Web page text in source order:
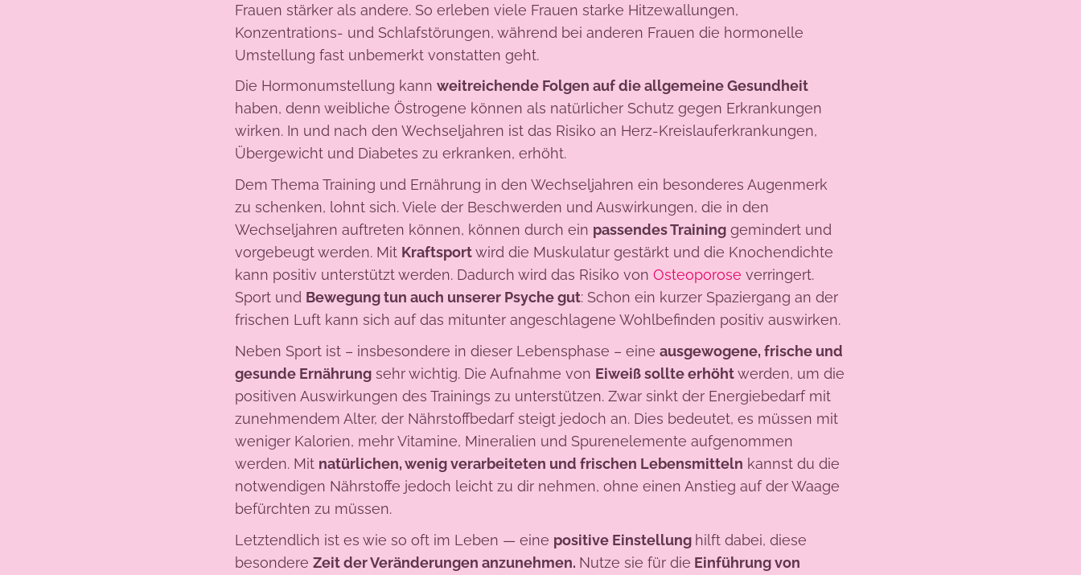
Frauen stärker als andere. So erleben viele Frauen starke Hitzewallungen,
Konzentrations- und Schlafstörungen, während bei anderen Frauen die hormonelle
Umstellung fast unbemerkt vonstatten geht.
Die Hormonumstellung kann weitreichende Folgen auf die allgemeine Gesundheit
haben, denn weibliche Östrogene können als natürlicher Schutz gegen Erkrankungen
wirken. In und nach den Wechseljahren ist das Risiko an Herz-Kreislauferkrankungen,
Übergewicht und Diabetes zu erkranken, erhöht.
Dem Thema Training und Ernährung in den Wechseljahren ein besonderes Augenmerk
zu schenken, lohnt sich. Viele der Beschwerden und Auswirkungen, die in den
Wechseljahren auftreten können, können durch ein passendes Training gemindert und
vorgebeugt werden. Mit Kraftsportwird die Muskulatur gestärkt und die Knochendichte
kann positiv unterstützt werden. Dadurch wird das Risiko von Osteoporose verringert.
Sport und Bewegung tun auch unserer Psyche gut: Schon ein kurzer Spaziergang an der
frischen Luft kann sich auf das mitunter angeschlagene Wohlbefinden positiv auswirken.
Neben Sport ist – insbesondere in dieser Lebensphase – eine ausgewogene, frische und
gesunde Ernährung sehr wichtig. Die Aufnahme von Eiweiß sollte erhöhtwerden, um die
positiven Auswirkungen des Trainings zu unterstützen. Zwar sinkt der Energiebedarf mit
zunehmendem Alter, der Nährstoffbedarf steigt jedoch an. Dies bedeutet, es müssen mit
weniger Kalorien, mehr Vitamine, Mineralien und Spurenelemente aufgenommen
werden. Mit natürlichen, wenig verarbeiteten und frischen Lebensmitteln kannst du die
notwendigen Nährstoffe jedoch leicht zu dir nehmen, ohne einen Anstieg auf der Waage
befürchten zu müssen.
Letztendlich ist es wie so oft im Leben — eine positive Einstellung hilft dabei, diese
besondere Zeit der Veränderungen anzunehmen. Nutze sie für die Einführung von